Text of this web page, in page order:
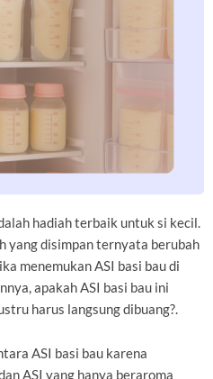
hadiah terbaik untuk si kecil.
yang disimpan ternyata berubah
menemukan ASI basi bau di
apakah ASI basi bau ini
harus langsung dibuang?.
ASI basi bau karena
ASI yang hanya beraroma